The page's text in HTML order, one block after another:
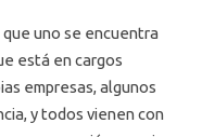
uno se encuentra
está en cargos
empresas, algunos
y todos vienen con